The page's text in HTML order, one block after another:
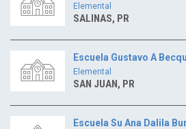
Elemental
SALINAS, PR
Escuela Gustavo A
Elemental
SAN JUAN, PR
Escuela Su Ana Dalila